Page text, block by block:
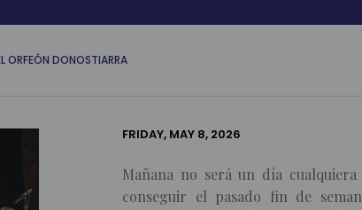
ORFEÓN DONOSTIARRA
FRIDAY, MAY 8, 2026
Mañana no será un día cualquiera
conseguir el pasado fin de